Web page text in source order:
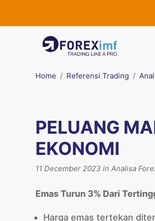
Home Referensi Trading
PELUANG
EKONOMI
11 December 2023 in Analisa
Emas Turun 3% Dari
Harga emas tertekan